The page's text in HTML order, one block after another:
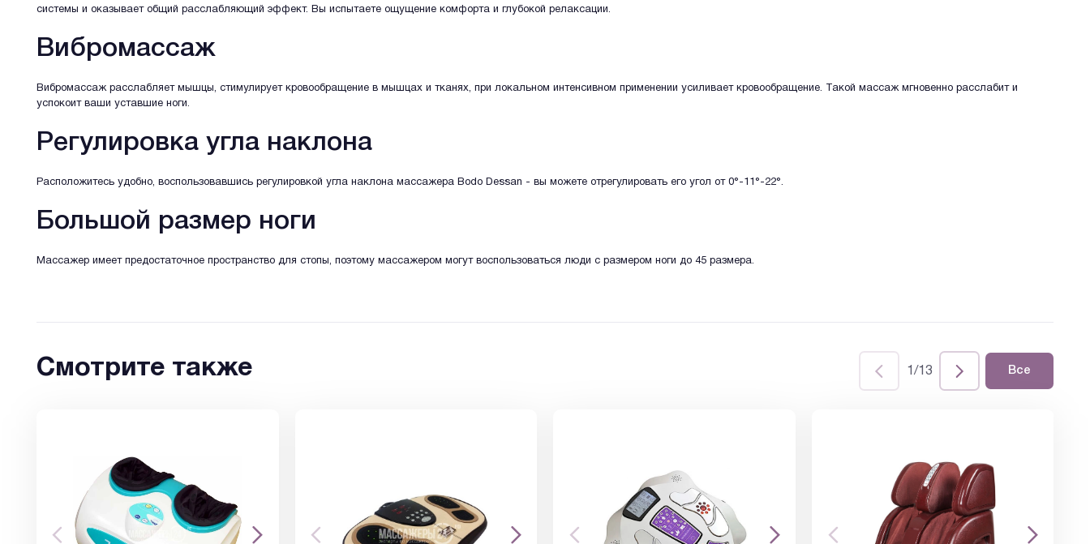
системы и оказывает общий расслабляющий эффект. Вы испытаете ощущение комфорта и глубокой релаксации.
Вибромассаж
Вибромассаж расслабляет мышцы, стимулирует кровообращение в мышцах и тканях, при локальном интенсивном применении усиливает кровообращение. Такой массаж мгновенно расслабит и
успокоит ваши уставшие ноги.
Регулировка угла наклона
Расположитесь удобно, воспользовавшись регулировкой угла наклона массажера Bodo Dessan - вы можете отрегулировать его угол от 0°-11°-22°.
Большой размер ноги
Массажер имеет предостаточное пространство для стопы, поэтому массажером могут воспользоваться люди с размером ноги до 45 размера.
Смотрите также 1/13 Все